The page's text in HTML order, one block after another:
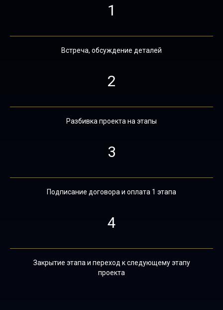
1
Встреча, обсуждение деталей
2
Разбивка проекта на этапы
3
Подписание договора и оплата 1 этапа
4
Закрытие этапа и переход к следующему этапу
проекта